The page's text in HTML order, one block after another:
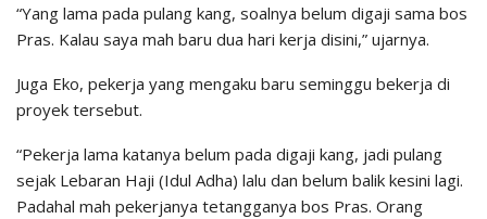
“Yang lama pada pulang kang, soalnya belum digaji sama bos
Pras. Kalau saya mah baru dua hari kerja disini,” ujarnya.
Juga Eko, pekerja yang mengaku baru seminggu bekerja di
proyek tersebut.
“Pekerja lama katanya belum pada digaji kang, jadi pulang
sejak Lebaran Haji (Idul Adha) lalu dan belum balik kesini lagi.
Padahal mah pekerjanya tetangganya bos Pras. Orang